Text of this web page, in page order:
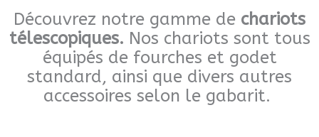
k
a
m
Découvrez notre gamme de chariots
télescopiques. Nos chariots sont tous
équipés de fourches et godet
standard, ainsi que divers autres
accessoires selon le gabarit.